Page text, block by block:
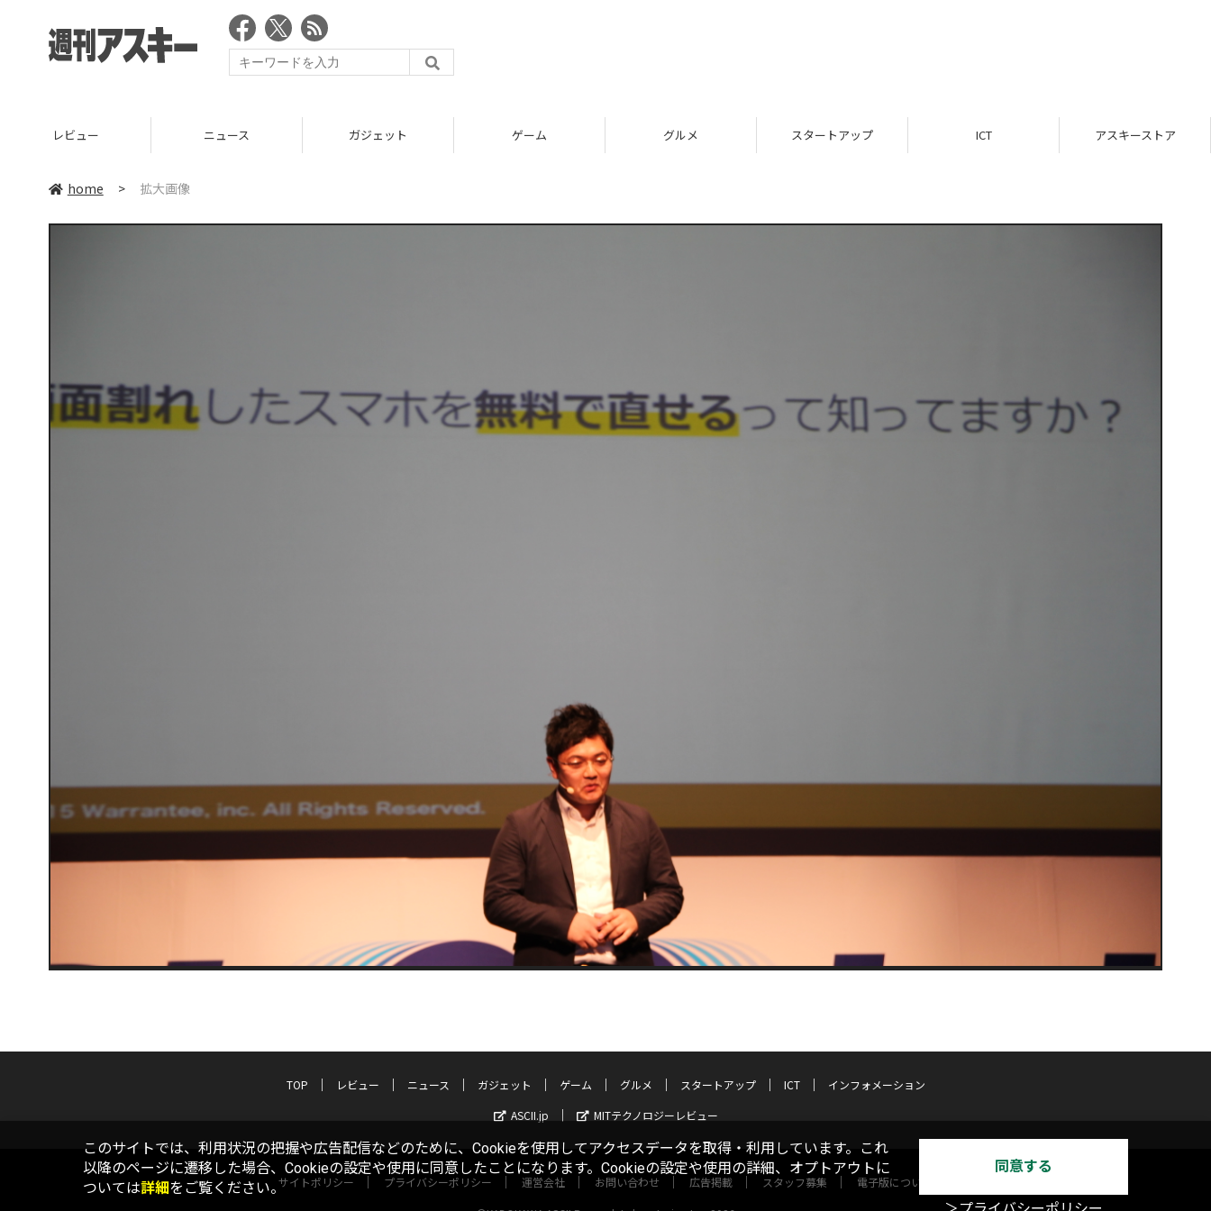
レビュー ニュース ガジェット ゲーム グルメ スタートアップ ICT アスキーストア
home > 拡大画像
TOP レビュー ニュース ガジェット ゲーム グルメ スタートアップ ICT
インフォメーション
ASCII.jp
MITテクノロジーレビュー
サイトポリシー プライバシーポリシー 運営会社 お問い合わせ 広告掲載 スタッフ募集 電子版について
このサイトでは、利用状況の把握や広告配信などのために、Cookieを使用してアクセスデータを取得・利用しています。これ
以降のページに遷移した場合、Cookieの設定や使用に同意したことになります。Cookieの設定や使用の詳細、オプトアウトに
ついては詳細をご覧ください。
同意する